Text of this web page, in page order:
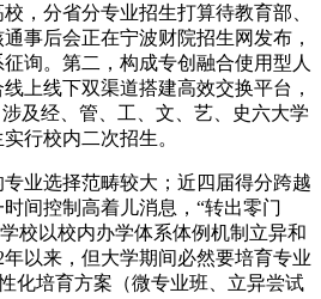
，分省分专业招生打算待教育部、
事后会正在宁波财院招生网发布，
询。第二，构成专创融合使用型人
上线下双渠道搭建高效交换平台，
及经、管、工、文、艺、史六大学
行校内二次招生。
选择范畴较大；近四届得分跨越
间控制高着儿消息，“转出零门
校以校内办学体系体例机制立异和
以来，但大学期间必然要培育专业
化培育方案（微专业班、立异尝试